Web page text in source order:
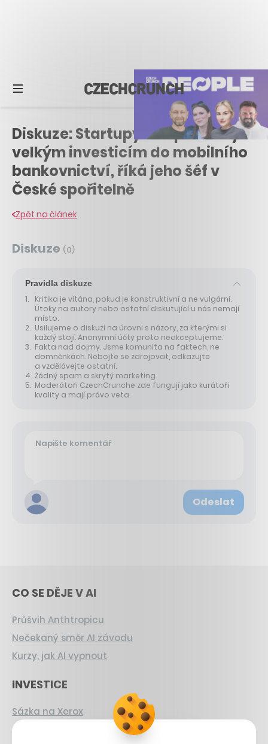
Diskuze: Startupy nás postrčily k
velkým investicím do mobilního
bankovnictví, říká jeho šéf v
České spořitelně
Zpět na článek
Diskuze (0)
Pravidla diskuze
Kritika je vítána, pokud je konstruktivní a ne vulgární.
Útoky na autory nebo ostatní diskutující u nás nemají
místo.
Usilujeme o diskuzi na úrovni s názory, za kterými si
každý stojí. Anonymní účty proto neakceptujeme.
Fakta nad dojmy. Jsme komunita na faktech, ne
domněnkách. Nebojte se zdrojovat, odkazujte
a vzdělávejte ostatní.
Žádný spam a skrytý marketing.
Moderátoři CzechCrunche zde fungují jako kurátoři
kvality a mají právo veta.
Odeslat
CO SE DĚJE V AI
Průšvih Anthtropicu
Nečekaný směr AI závodu
Kurzy, jak AI vypnout
INVESTICE
Sázka na Xerox
Strnad v Pirelli